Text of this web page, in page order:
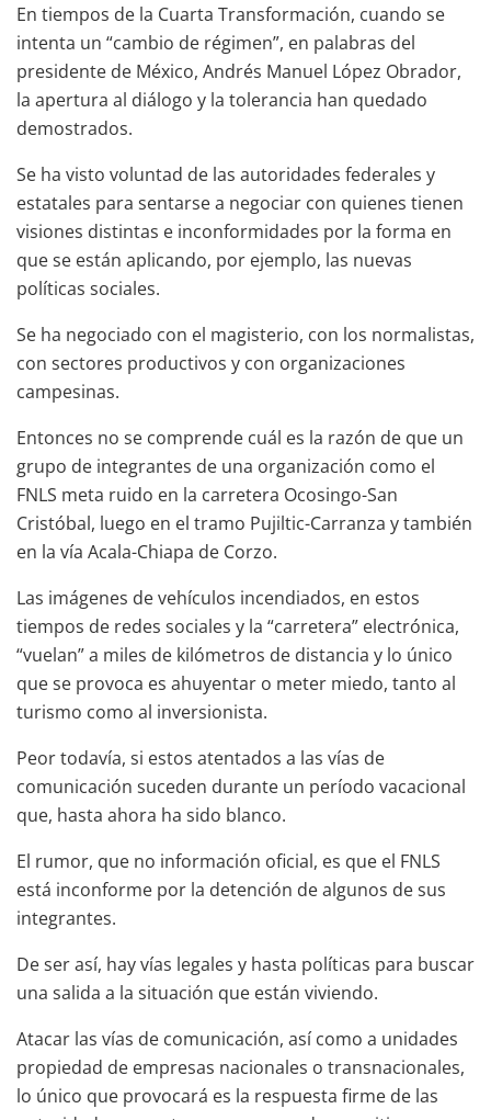
En tiempos de la Cuarta Transformación, cuando se
intenta un “cambio de régimen”, en palabras del
presidente de México, Andrés Manuel López Obrador,
la apertura al diálogo y la tolerancia han quedado
demostrados.
Se ha visto voluntad de las autoridades federales y
estatales para sentarse a negociar con quienes tienen
visiones distintas e inconformidades por la forma en
que se están aplicando, por ejemplo, las nuevas
políticas sociales.
Se ha negociado con el magisterio, con los normalistas,
con sectores productivos y con organizaciones
campesinas.
Entonces no se comprende cuál es la razón de que un
grupo de integrantes de una organización como el
FNLS meta ruido en la carretera Ocosingo-San
Cristóbal, luego en el tramo Pujiltic-Carranza y también
en la vía Acala-Chiapa de Corzo.
Las imágenes de vehículos incendiados, en estos
tiempos de redes sociales y la “carretera” electrónica,
“vuelan” a miles de kilómetros de distancia y lo único
que se provoca es ahuyentar o meter miedo, tanto al
turismo como al inversionista.
Peor todavía, si estos atentados a las vías de
comunicación suceden durante un período vacacional
que, hasta ahora ha sido blanco.
El rumor, que no información oficial, es que el FNLS
está inconforme por la detención de algunos de sus
integrantes.
De ser así, hay vías legales y hasta políticas para buscar
una salida a la situación que están viviendo.
Atacar las vías de comunicación, así como a unidades
propiedad de empresas nacionales o transnacionales,
lo único que provocará es la respuesta firme de las